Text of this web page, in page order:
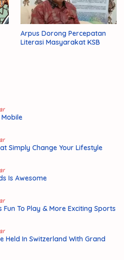
Arpus Dorong Percepatan
Literasi Masyarakat KSB
Simply Change Your Lifestyle
Is Awesome
To Play & More Exciting Sports
Held In Switzerland With Grand